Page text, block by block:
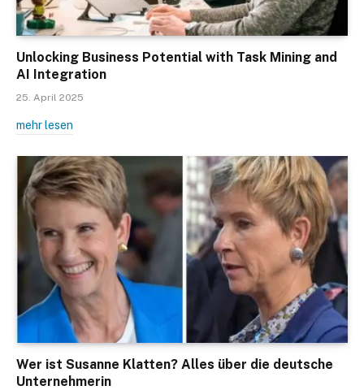
Unlocking Business Potential with Task Mining and
AI Integration
25. April 2025
mehr lesen
Wer ist Susanne Klatten? Alles über die deutsche
Unternehmerin